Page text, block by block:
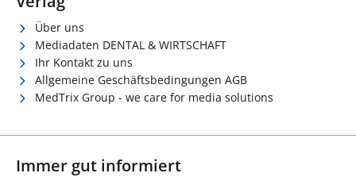
Über uns
Mediadaten DENTAL & WIRTSCHAFT
Ihr Kontakt zu uns
Allgemeine Geschäftsbedingungen AGB
MedTrix Group - we care for media solutions
Immer gut informiert